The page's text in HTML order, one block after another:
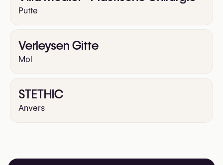
Putte
Verleysen Gitte
Mol
STETHIC
Anvers